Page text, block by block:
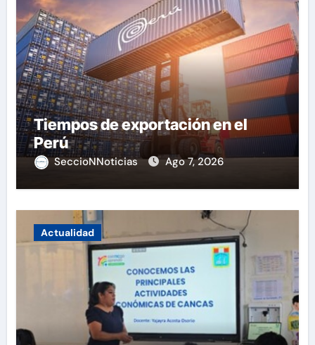
Tiempos de exportación en el
Perú
SeccioNNoticias Ago 7, 2026
Actualidad